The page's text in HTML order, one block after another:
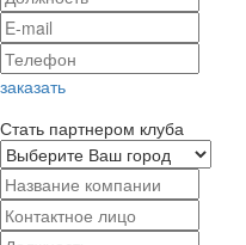
12%
заказать
Стать партнером клуба